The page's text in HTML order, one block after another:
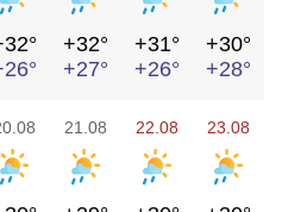
+32°
+27°
+31°
+26°
+30°
+28°
21.08 22.08 23.08